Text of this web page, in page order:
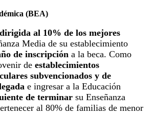
(BEA)
al 10% de los mejores
Media de su establecimiento
de inscripción a la beca. Como
de establecimientos
subvencionados y de
e ingresar a la Educación
de terminar su Enseñanza
al 80% de familias de menor